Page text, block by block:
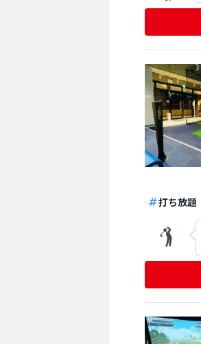
打ち放題